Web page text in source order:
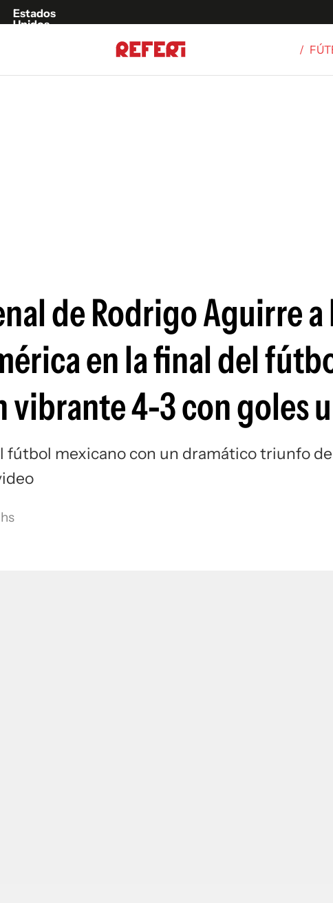
Estados
Unidos
/
de Rodrigo Aguirre
en la final del
vibrante 4-3 con goles
fútbol mexicano con un dramático triunfo